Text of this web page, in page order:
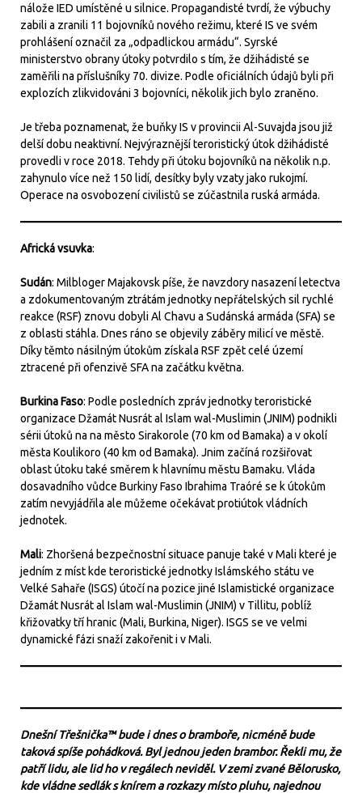
nálože IED umístěné u silnice. Propagandisté tvrdí, že výbuchy
zabili a zranili 11 bojovníků nového režimu, které IS ve svém
prohlášení označil za „odpadlickou armádu“. Syrské
ministerstvo obrany útoky potvrdilo s tím, že džihádisté se
zaměřili na příslušníky 70. divize. Podle oficiálních údajů byli při
explozích zlikvidováni 3 bojovníci, několik jich bylo zraněno.
Je třeba poznamenat, že buňky IS v provincii Al-Suvajda jsou již
delší dobu neaktivní. Nejvýraznější teroristický útok džihádisté
provedli v roce 2018. Tehdy při útoku bojovníků na několik n.p.
zahynulo více než 150 lidí, desítky byly vzaty jako rukojmí.
Operace na osvobození civilistů se zúčastnila ruská armáda.
Africká vsuvka:
Sudán: Milbloger Majakovsk píše, že navzdory nasazení letectva
a zdokumentovaným ztrátám jednotky nepřátelských sil rychlé
reakce (RSF) znovu dobyli Al Chavu a Sudánská armáda (SFA) se
z oblasti stáhla. Dnes ráno se objevily záběry milicí ve městě.
Díky těmto násilným útokům získala RSF zpět celé území
ztracené při ofenzivě SFA na začátku května.
Burkina Faso: Podle posledních zpráv jednotky teroristické
organizace Džamát Nusrát al Islam wal-Muslimin (JNIM) podnikli
sérii útoků na na město Sirakorole (70 km od Bamaka) a v okolí
města Koulikoro (40 km od Bamaka). Jnim začíná rozšiřovat
oblast útoku také směrem k hlavnímu městu Bamaku. Vláda
dosavadního vůdce Burkiny Faso Ibrahima Traóré se k útokům
zatím nevyjádřila ale můžeme očekávat protiútok vládních
jednotek.
Mali: Zhoršená bezpečnostní situace panuje také v Mali které je
jedním z míst kde teroristické jednotky Islámského státu ve
Velké Sahaře (ISGS) útočí na pozice jiné Islamistické organizace
Džamát Nusrát al Islam wal-Muslimin (JNIM) v Tillitu, poblíž
křižovatky tří hranic (Mali, Burkina, Niger). ISGS se ve velmi
dynamické fázi snaží zakořenit i v Mali.
Dnešní Třešnička™ bude i dnes o bramboře, nicméně bude
taková spíše pohádková. Byl jednou jeden brambor. Řekli mu, že
patří lidu, ale lid ho v regálech neviděl. V zemi zvané Bělorusko,
kde vládne sedlák s knírem a rozkazy místo pluhu, najednou